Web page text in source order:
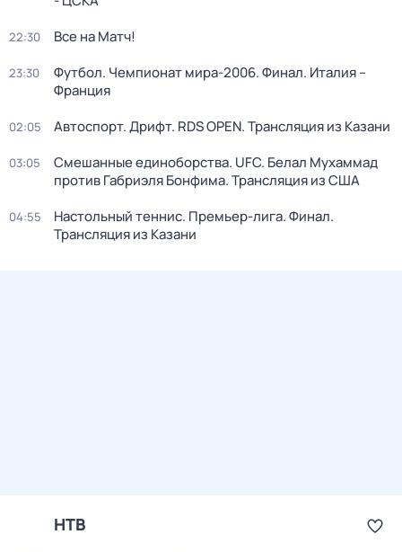
22:30 Все на Матч!
23:30
Футбол. Чемпионат мира-2006. Финал. Италия –
Франция
02:05 Автоспорт. Дрифт. RDS OPEN. Трансляция из Казани
03:05
Смешанные единоборства. UFC. Белал Мухаммад
против Габриэля Бонфима. Трансляция из США
04:55
Настольный теннис. Премьер-лига. Финал.
Трансляция из Казани
НТВ